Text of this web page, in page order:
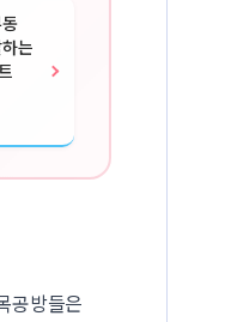
는
공방들은